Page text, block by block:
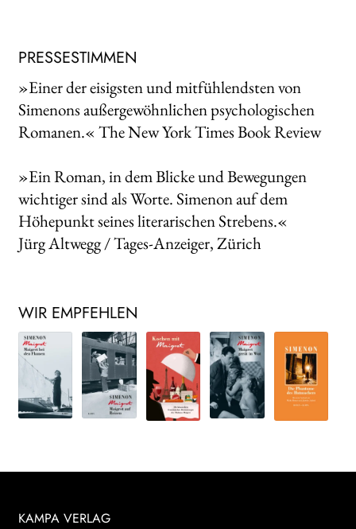
PRESSESTIMMEN
»Einer der eisigsten und mitfühlendsten von
Simenons außergewöhnlichen psychologischen
Romanen.« The New York Times Book Review
»Ein Roman, in dem Blicke und Bewegungen
wichtiger sind als Worte. Simenon auf dem
Höhepunkt seines literarischen Strebens.«
Jürg Altwegg / Tages-Anzeiger, Zürich
WIR EMPFEHLEN
KAMPA VERLAG